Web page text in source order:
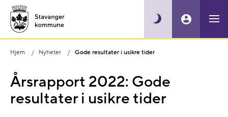
Hjem Nyheter Gode resultater i usikre tider
Årsrapport 2022: Gode
resultater i usikre tider